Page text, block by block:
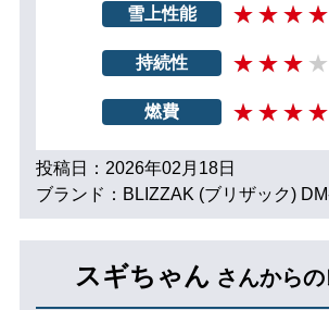
雪上性能
持続性
燃費
投稿日：2026年02月18日
ブランド：BLIZZAK (ブリザック)
スギちゃん さんから